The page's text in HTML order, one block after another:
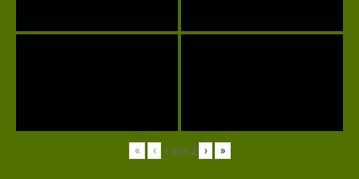
« ‹ 1 von 2 › »